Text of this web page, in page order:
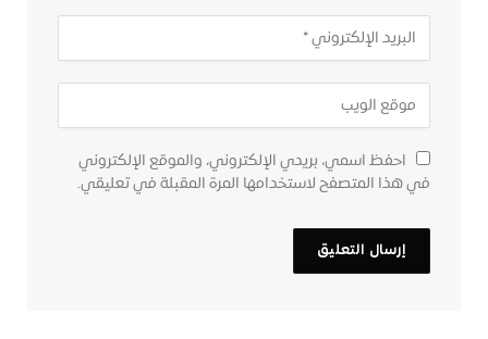
احفظ اسمي، بريدي الإلكتروني، والموقع الإلكتروني
في هذا المتصفح لاستخدامها المرة المقبلة في تعليقي.